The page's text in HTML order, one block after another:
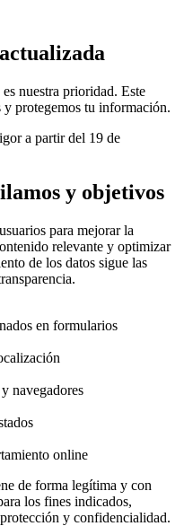
nuestra prioridad. Este
protegemos tu información.
a partir del 19 de
y objetivos
para mejorar la
relevante y optimizar
de los datos sigue las
en formularios
navegadores
online
de forma legítima y con
los fines indicados,
y confidencialidad.